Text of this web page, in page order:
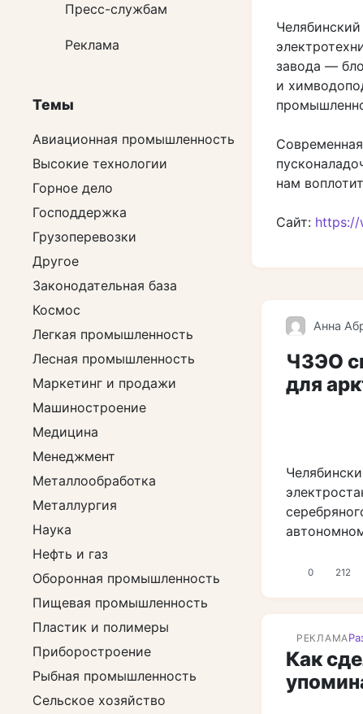
завода —
и
нам
Сайт: https://
Анна
ЧЗЭО
для
0 212
РЕКЛАМА
Как
Пресс-службам
Реклама
Темы
Авиационная промышленность
Высокие технологии
Горное дело
Господдержка
Грузоперевозки
Другое
Законодательная база
Космос
Легкая промышленность
Лесная промышленность
Маркетинг и продажи
Машиностроение
Медицина
Менеджмент
Металлообработка
Металлургия
Наука
Нефть и газ
Оборонная промышленность
Пищевая промышленность
Пластик и полимеры
Приборостроение
Рыбная промышленность
Сельское хозяйство